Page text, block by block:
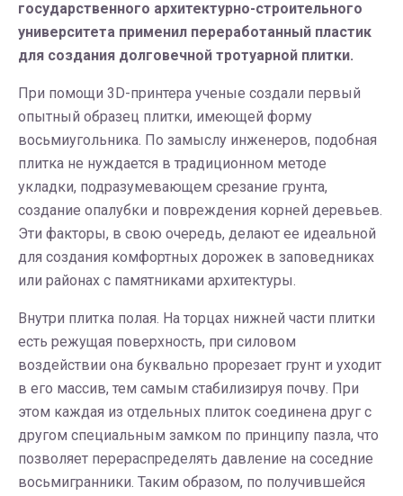
государственного архитектурно-строительного
университета применил переработанный пластик
для создания долговечной тротуарной плитки.
При помощи 3D-принтера ученые создали первый
опытный образец плитки, имеющей форму
восьмиугольника. По замыслу инженеров, подобная
плитка не нуждается в традиционном методе
укладки, подразумевающем срезание грунта,
создание опалубки и повреждения корней деревьев.
Эти факторы, в свою очередь, делают ее идеальной
для создания комфортных дорожек в заповедниках
или районах с памятниками архитектуры.
Внутри плитка полая. На торцах нижней части плитки
есть режущая поверхность, при силовом
воздействии она буквально прорезает грунт и уходит
в его массив, тем самым стабилизируя почву. При
этом каждая из отдельных плиток соединена друг с
другом специальным замком по принципу пазла, что
позволяет перераспределять давление на соседние
восьмигранники. Таким образом, по получившейся